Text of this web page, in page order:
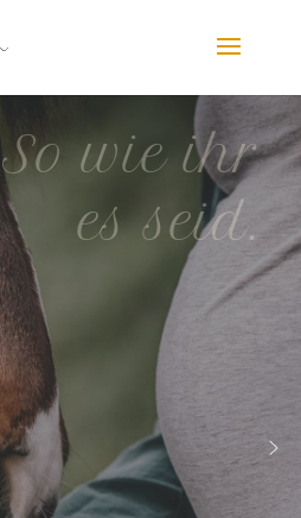
So wie ihr
es seid.